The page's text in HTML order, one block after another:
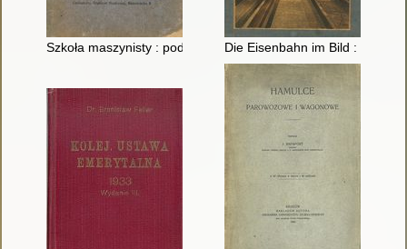
Szkoła maszynisty : podręcznik dla urzędników dróg
Die Eisenbahn im Bild : Eine